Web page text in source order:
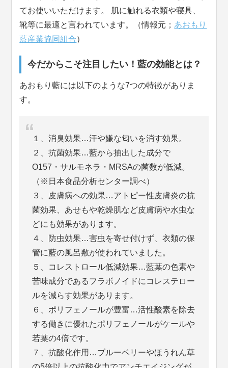
てお使いいただけます。 肌に触れる衣類や寝具、
靴等に最適と言われています。（情報元； あおもり
藍産業協同組合）
今だからこそ注目したい！藍の効能とは？
あおもり藍には以下のような7つの特徴がありま
す。
１、消臭効果…汗や嫌な匂いを消す効果。
２、抗菌効果…藍から抽出した成分で
O157・サルモネラ・MRSAの菌数が低減。
（※日本食品分析センター調べ）
３、皮膚病への効果…アトピー性皮膚炎の抗
菌効果、あせもや乾燥肌など皮膚病や水虫な
どにも効果があります。
４、防虫効果…害虫を寄せ付けず、衣類の保
管に藍の風呂敷が使われていました。
５、コレストロール低減効果…藍葉の色素や
苦味成分であるフラボノイドにコレステロー
ルを減らす効果があります。
６、ポリフェノールが豊富…活性酸素を除去
する働きに優れたポリフェノールがケールや
若葉の4倍です。
７、抗酸化作用…ブルーベリーやほうれん草